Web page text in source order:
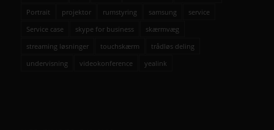
Portrait
projektor rumstyring samsung
service
Service case
skype for business
skærmvæg
streaming løsninger
touchskærm
trådløs deling
undervisning
videokonference yealink